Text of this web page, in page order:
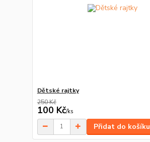
Dětské rajtky
250 Kč
100 Kč/ks
Přidat do košíku